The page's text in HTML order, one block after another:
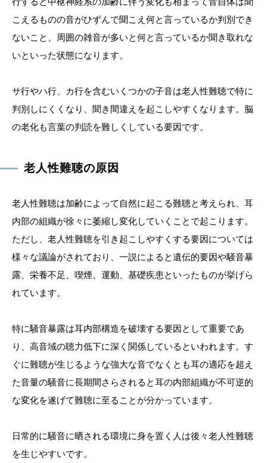
こえるものの音がひずんで聞こえ何と言っているか判別でき
ないこと、周囲の雑音が多いと何と言っているか聞き取れな
いといった状態になります。
サ行やハ行、カ行を含むいくつかの子音は老人性難聴で特に
判別しにくくなり、聞き間違えを起こしやすくなります。脳
の老化も言葉の判読を難しくしている要因です。
老人性難聴の原因
老人性難聴は加齢によって自然に起こる難聴と考えられ、耳
内部の組織が徐々に萎縮し変化していくことで起こります。
ただし、老人性難聴を引き起こしやすくする要因については
様々な議論がされており、一説によると遺伝的要因や騒音暴
露、栄養不足、喫煙、運動、基礎疾患といったものが挙げら
れています。
特に騒音暴露は耳内部構造を破壊する要因として重要であ
り、高音域の聴力低下に深く関係しているといわれます。す
ぐに難聴が生じるような強大な音でなくとも耳の適応を超え
た音量の騒音に長期間さらされると耳の内部組織が不可逆的
な変化を遂げて難聴に至ることが分かっています。
日常的に騒音に晒される環境に身を置く人は後々老人性難聴
を生じやすいです。